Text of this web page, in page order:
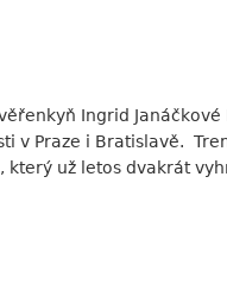
Ingrid Janáčkové
v Praze i Bratislavě.
už letos dvakrát